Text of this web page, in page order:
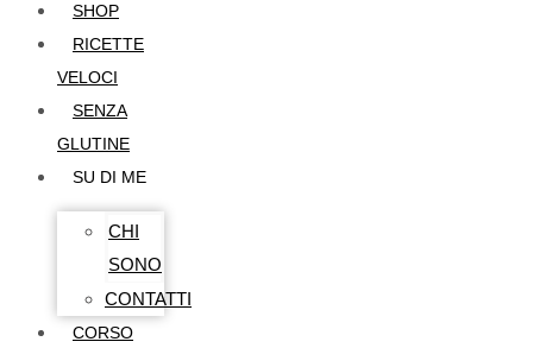
SHOP
RICETTE
VELOCI
SENZA
GLUTINE
SU DI ME
CHI
SONO
CONTATTI
CORSO